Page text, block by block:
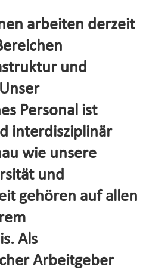
arbeiten derzeit
und
Personal ist
interdisziplinär
wie unsere
und
gehören auf allen
Als
Arbeitgeber